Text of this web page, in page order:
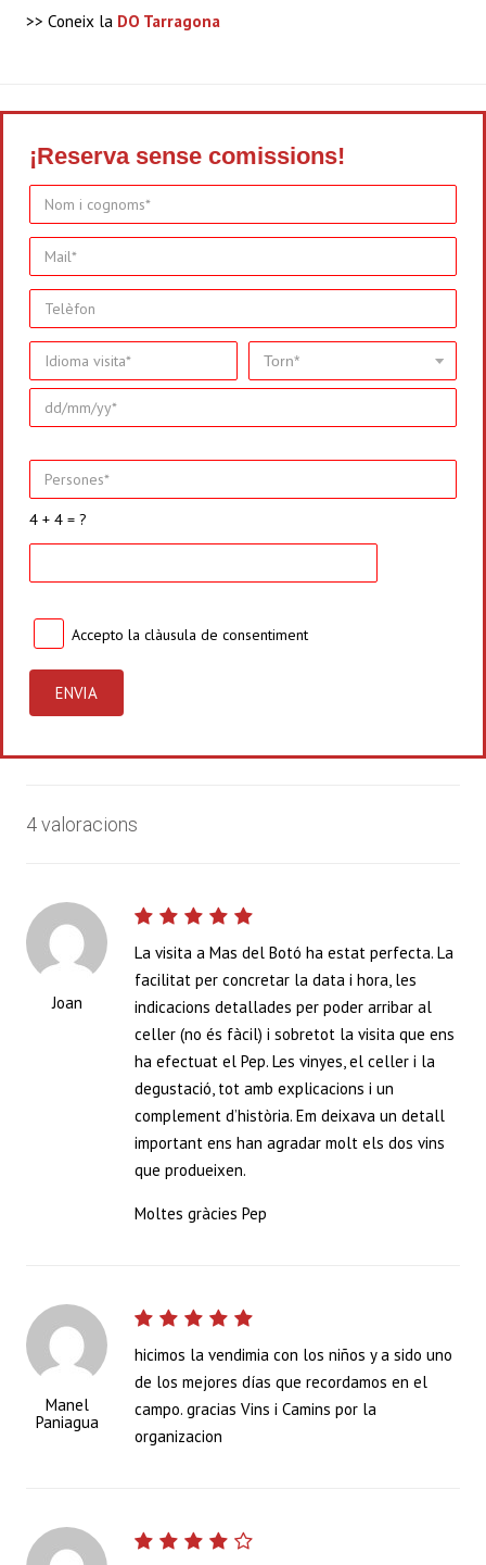
>> Coneix la DO Tarragona
¡Reserva sense comissions!
4 + 4 = ?
Accepto la clàusula de consentiment
4 valoracions
Joan
La visita a Mas del Botó ha estat perfecta. La
facilitat per concretar la data i hora, les
indicacions detallades per poder arribar al
celler (no és fàcil) i sobretot la visita que ens
ha efectuat el Pep. Les vinyes, el celler i la
degustació, tot amb explicacions i un
complement d’història. Em deixava un detall
important ens han agradar molt els dos vins
que produeixen.
Moltes gràcies Pep
Manel
Paniagua
hicimos la vendimia con los niños y a sido uno
de los mejores días que recordamos en el
campo. gracias Vins i Camins por la
organizacion